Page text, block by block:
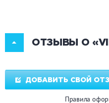
На первом этаже большого
жаркая финская сауна,
подогревом воды и
На втором этаже гости
гостиной с камином,
телевидение или DVD,
ОТЗЫВЫ О
ДОБАВИТЬ СВОЙ
Правила